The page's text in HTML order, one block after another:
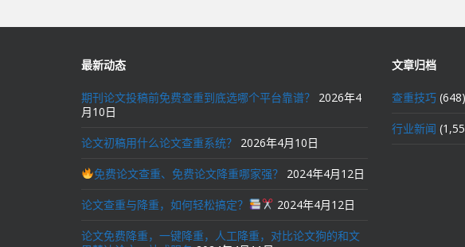
航
最新动态
期刊论文投稿前免费查重到底选哪个平台靠谱？
2026年4
月10日
论文初稿用什么论文查重系统？ 2026年4月10日
免费论文查重、免费论文降重哪家强？ 2024年4月12日
论文查重与降重，如何轻松搞定？ 2024年4月12日
论文免费降重，一键降重，人工降重，对比论文狗的和文
文章归档
查重技巧 (648)
行业新闻